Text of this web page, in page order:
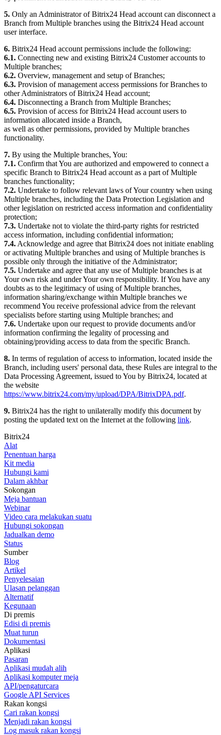
5. Only an Administrator of Bitrix24 Head account can disconnect a
Branch from Multiple branches using the Bitrix24 Head account
user interface.
6. Bitrix24 Head account permissions include the following:
6.1. Connecting new and existing Bitrix24 Customer accounts to
Multiple branches;
6.2. Overview, management and setup of Branches;
6.3. Provision of management access permissions for Branches to
other Administrators of Bitrix24 Head account;
6.4. Disconnecting a Branch from Multiple Branches;
6.5. Provision of access for Bitrix24 Head account users to
information allocated inside a Branch,
as well as other permissions, provided by Multiple branches
functionality.
7. By using the Multiple branches, You:
7.1. Confirm that You are authorized and empowered to connect a
specific Branch to Bitrix24 Head account as a part of Multiple
branches functionality;
7.2. Undertake to follow relevant laws of Your country when using
Multiple branches, including the Data Protection Legislation and
other legislation on restricted access information and confidentiality
protection;
7.3. Undertake not to violate the third-party rights for restricted
access information, including confidential information;
7.4. Acknowledge and agree that Bitrix24 does not initiate enabling
or activating Multiple branches and using of Multiple branches is
possible only through the initiative of the Administrator;
7.5. Undertake and agree that any use of Multiple branches is at
Your own risk and under Your own responsibility. If You have any
doubts as to the legitimacy of using of Multiple branches,
information sharing/exchange within Multiple branches we
recommend You receive professional advice from the relevant
specialists before starting using Multiple branches; and
7.6. Undertake upon our request to provide documents and/or
information confirming the legality of processing and
obtaining/providing access to data from the specific Branch.
8. In terms of regulation of access to information, located inside the
Branch, including users' personal data, these Rules are integral to the
Data Processing Agreement, issued to You by Bitrix24, located at
the website
https://www.bitrix24.com/my/upload/DPA/BitrixDPA.pdf.
9. Bitrix24 has the right to unilaterally modify this document by
posting the updated text on the Internet at the following link.
Bitrix24
Alat
Penentuan harga
Kit media
Hubungi kami
Dalam akhbar
Sokongan
Meja bantuan
Webinar
Video cara melakukan suatu
Hubungi sokongan
Jadualkan demo
Status
Sumber
Blog
Artikel
Penyelesaian
Ulasan pelanggan
Alternatif
Kegunaan
Di premis
Edisi di premis
Muat turun
Dokumentasi
Aplikasi
Pasaran
Aplikasi mudah alih
Aplikasi komputer meja
API/pengaturcara
Google API Services
Rakan kongsi
Cari rakan kongsi
Menjadi rakan kongsi
Log masuk rakan kongsi